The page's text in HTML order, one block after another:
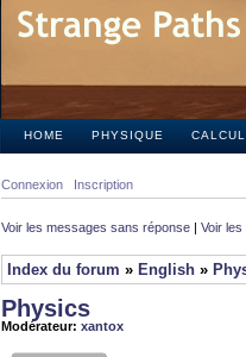
HOME PHYSIQUE CALCUL
Connexion Inscription
Voir les messages sans réponse | Voir
Index du forum » English »
Physics
Modérateur: xantox